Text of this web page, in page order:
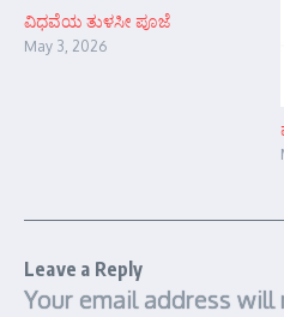
ವಿಧವೆಯ ತುಳಸೀ ಪೂಜೆ
May 3, 2026
Leave a Reply
Your email address